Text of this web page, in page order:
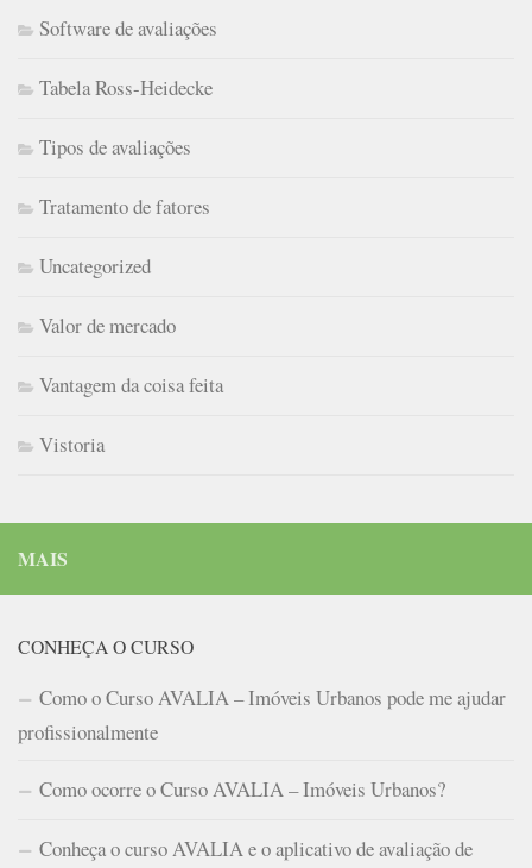
Software de avaliações
Tabela Ross-Heidecke
Tipos de avaliações
Tratamento de fatores
Uncategorized
Valor de mercado
Vantagem da coisa feita
Vistoria
MAIS
CONHEÇA O CURSO
Como o Curso AVALIA – Imóveis Urbanos pode me ajudar
profissionalmente
Como ocorre o Curso AVALIA – Imóveis Urbanos?
Conheça o curso AVALIA e o aplicativo de avaliação de